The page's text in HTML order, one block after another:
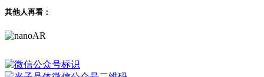
其他人再看：